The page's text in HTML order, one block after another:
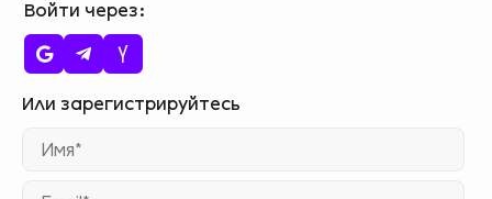
Войти через